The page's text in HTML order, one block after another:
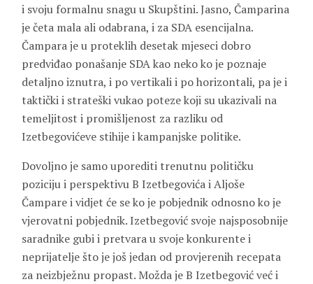
i svoju formalnu snagu u Skupštini. Jasno, Čamparina
je četa mala ali odabrana, i za SDA esencijalna.
Čampara je u proteklih desetak mjeseci dobro
predviđao ponašanje SDA kao neko ko je poznaje
detaljno iznutra, i po vertikali i po horizontali, pa je i
taktički i strateški vukao poteze koji su ukazivali na
temeljitost i promišljenost za razliku od
Izetbegovićeve stihije i kampanjske politike.
Dovoljno je samo uporediti trenutnu političku
poziciju i perspektivu B Izetbegovića i Aljoše
Čampare i vidjet će se ko je pobjednik odnosno ko je
vjerovatni pobjednik. Izetbegović svoje najsposobnije
saradnike gubi i pretvara u svoje konkurente i
neprijatelje što je još jedan od provjerenih recepata
za neizbježnu propast. Možda je B Izetbegović već i